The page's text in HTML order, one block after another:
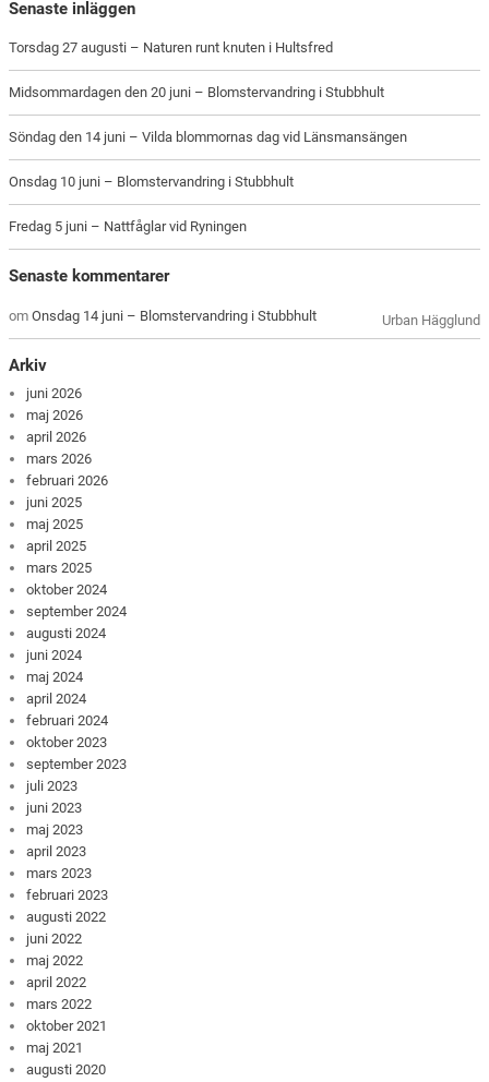
Senaste inläggen
Torsdag 27 augusti – Naturen runt knuten i Hultsfred
Midsommardagen den 20 juni – Blomstervandring i Stubbhult
Söndag den 14 juni – Vilda blommornas dag vid Länsmansängen
Onsdag 10 juni – Blomstervandring i Stubbhult
Fredag 5 juni – Nattfåglar vid Ryningen
Senaste kommentarer
Urban Hägglund
omOnsdag 14 juni – Blomstervandring i Stubbhult
Arkiv
juni 2026
maj 2026
april 2026
mars 2026
februari 2026
juni 2025
maj 2025
april 2025
mars 2025
oktober 2024
september 2024
augusti 2024
juni 2024
maj 2024
april 2024
februari 2024
oktober 2023
september 2023
juli 2023
juni 2023
maj 2023
april 2023
mars 2023
februari 2023
augusti 2022
juni 2022
maj 2022
april 2022
mars 2022
oktober 2021
maj 2021
augusti 2020